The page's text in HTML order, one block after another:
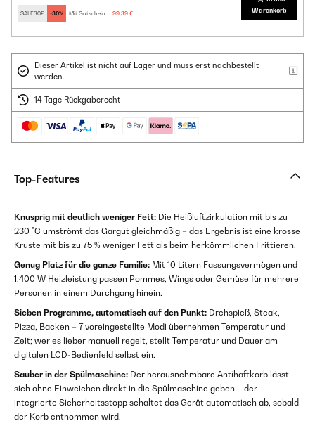
SALE30P -30% Mit Gutschein: 99,39 €
Warenkorb
Dieser Artikel ist nicht auf Lager und muss erst nachbestellt
werden.
14 Tage Rückgaberecht
Top-Features
Knusprig mit deutlich weniger Fett: Die Heißluftzirkulation mit bis zu
230 °C umströmt das Gargut gleichmäßig – das Ergebnis ist eine krosse
Kruste mit bis zu 75 % weniger Fett als beim herkömmlichen Frittieren.
Genug Platz für die ganze Familie: Mit 10 Litern Fassungsvermögen und
1.400 W Heizleistung passen Pommes, Wings oder Gemüse für mehrere
Personen in einem Durchgang hinein.
Sieben Programme, automatisch auf den Punkt: Drehspieß, Steak,
Pizza, Backen – 7 voreingestellte Modi übernehmen Temperatur und
Zeit; wer es lieber manuell regelt, stellt Temperatur und Dauer am
digitalen LCD-Bedienfeld selbst ein.
Sauber in der Spülmaschine: Der herausnehmbare Antihaftkorb lässt
sich ohne Einweichen direkt in die Spülmaschine geben – der
integrierte Sicherheitsstopp schaltet das Gerät automatisch ab, sobald
der Korb entnommen wird.